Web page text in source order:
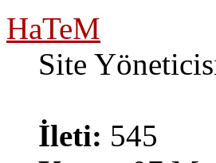
HaTeM
Site
İleti: 545